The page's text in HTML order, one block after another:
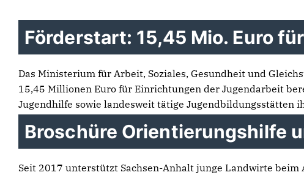
Förderstart: 15,45 Mio. Euro
Das Ministerium für Arbeit, Soziales, Gesundheit und
15,45 Millionen Euro für Einrichtungen der Jugendarbeit
Jugendhilfe sowie landesweit tätige Jugendbildungsstätten
Broschüre Orientierungshilfe
Seit 2017 unterstützt Sachsen-Anhalt junge Landwirte